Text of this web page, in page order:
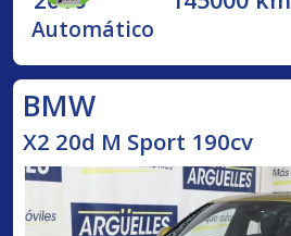
Automático
BMW
X2 20d M Sport 190cv